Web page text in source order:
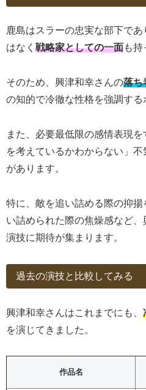
鹿島はスラーの忠実な部下で
はなく 戦略家としての一面も持
そのため、興津和幸さんの落ち
の知的で冷徹な性格を強調する
また、必要最低限の感情表現
を考えているかわからない」
があります。
特に、敵を追い詰める際の抑
い詰められた際の焦燥感など
演技に期待が集まります。
過去の演技と比較してみる
興津和幸さんはこれまでにも、
を演じてきました。
作品名